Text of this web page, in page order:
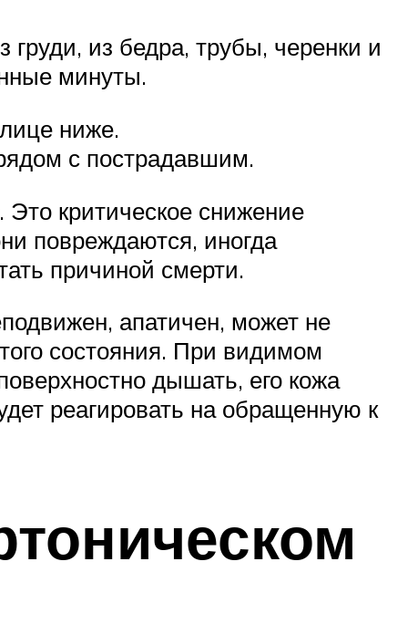
из бедра, трубы, черенки и
минуты.
ниже.
с пострадавшим.
критическое снижение
повреждаются, иногда
причиной смерти.
апатичен, может не
состояния. При видимом
дышать, его кожа
реагировать на обращенную к